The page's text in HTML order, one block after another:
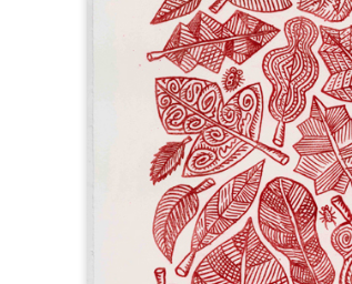
D’EXPOSITION
FABRICATIONS DIVERSES